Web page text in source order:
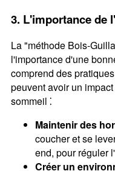
3. L'importance de
La "méthode Bois-
l'importance d'une
comprend des
peuvent avoir un
sommeil ⁚
Maintenir des
coucher et se
end, pour réguler
Créer un